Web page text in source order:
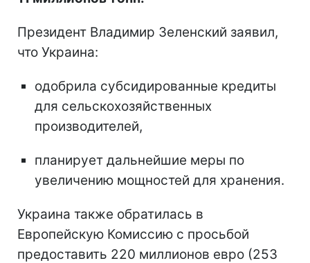
Президент Владимир Зеленский заявил,
что Украина:
одобрила субсидированные кредиты
для сельскохозяйственных
производителей,
планирует дальнейшие меры по
увеличению мощностей для хранения.
Украина также обратилась в
Европейскую Комиссию с просьбой
предоставить 220 миллионов евро (253